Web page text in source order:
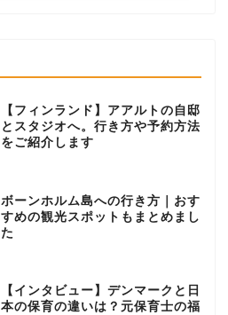
【フィンランド】アアルトの自邸
とスタジオへ。行き方や予約方法
をご紹介します
ボーンホルム島への行き方｜おす
すめの観光スポットもまとめまし
た
【インタビュー】デンマークと日
本の保育の違いは？元保育士の福